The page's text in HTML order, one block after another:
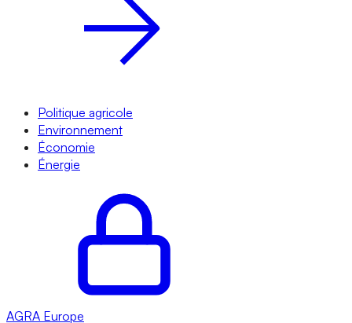
Politique agricole
Environnement
Économie
Énergie
AGRA Europe